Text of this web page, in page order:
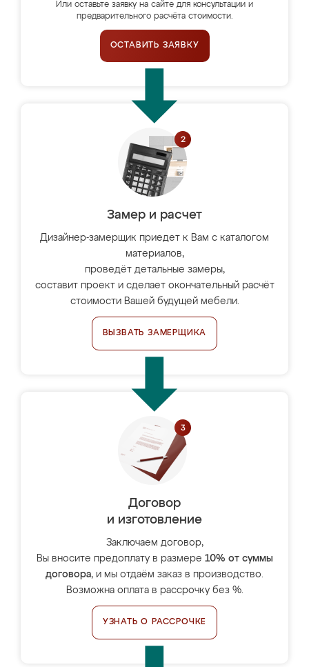
Или оставьте заявку на сайте для консультации и
предварительного расчёта стоимости.
ОСТАВИТЬ ЗАЯВКУ
Замер и расчет
Дизайнер-замерщик приедет к Вам с каталогом
материалов,
проведёт детальные замеры,
составит проект и сделает окончательный расчёт
стоимости Вашей будущей мебели.
ВЫЗВАТЬ ЗАМЕРЩИКА
Договор
и изготовление
Заключаем договор,
Вы вносите предоплату в размере 10% от суммы
договора, и мы отдаём заказ в производство.
Возможна оплата в рассрочку без %.
УЗНАТЬ О РАССРОЧКЕ